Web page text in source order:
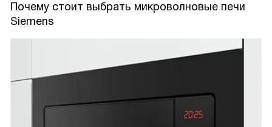
Почему стоит выбрать микроволновые печи
Siemens